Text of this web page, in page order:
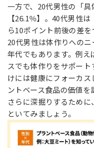
一方で、20代男性の「
【26.1％】。40代男性
ら10ポイント前後の差を
20代男性は体作りへの
年代でもあります。例
スでも体作りをサポー
けには健康にフォーカ
ントベース食品の価値を
さらに深掘りするため
といてみましょう。